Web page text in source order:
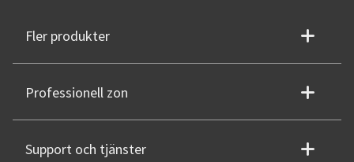
Fler produkter
Professionell zon
Support och tjänster